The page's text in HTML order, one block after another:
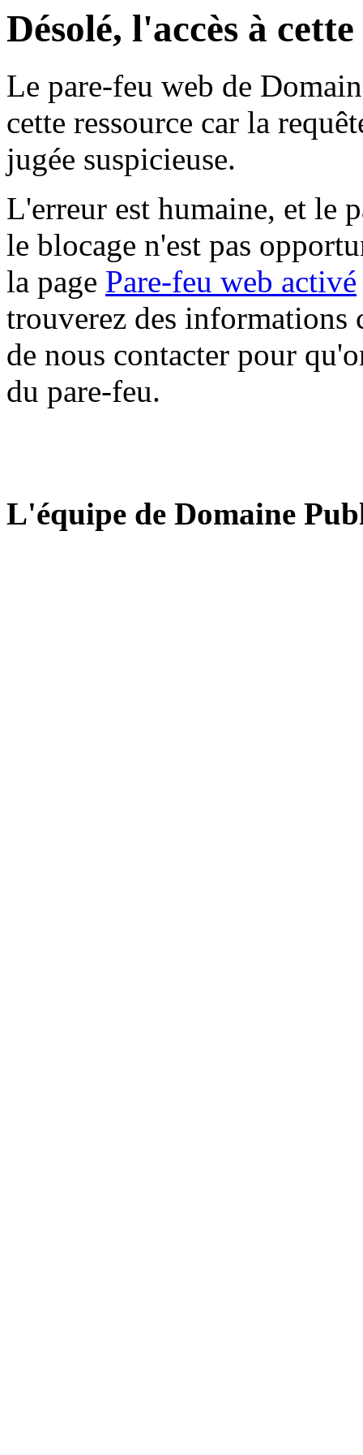
Désolé, l'accès à
Le pare-feu web de
cette ressource car la
jugée suspicieuse.
L'erreur est humaine, et le
le blocage n'est pas
la page Pare-feu web activé
trouverez des informations
de nous contacter pour
du pare-feu.
L'équipe de Domaine